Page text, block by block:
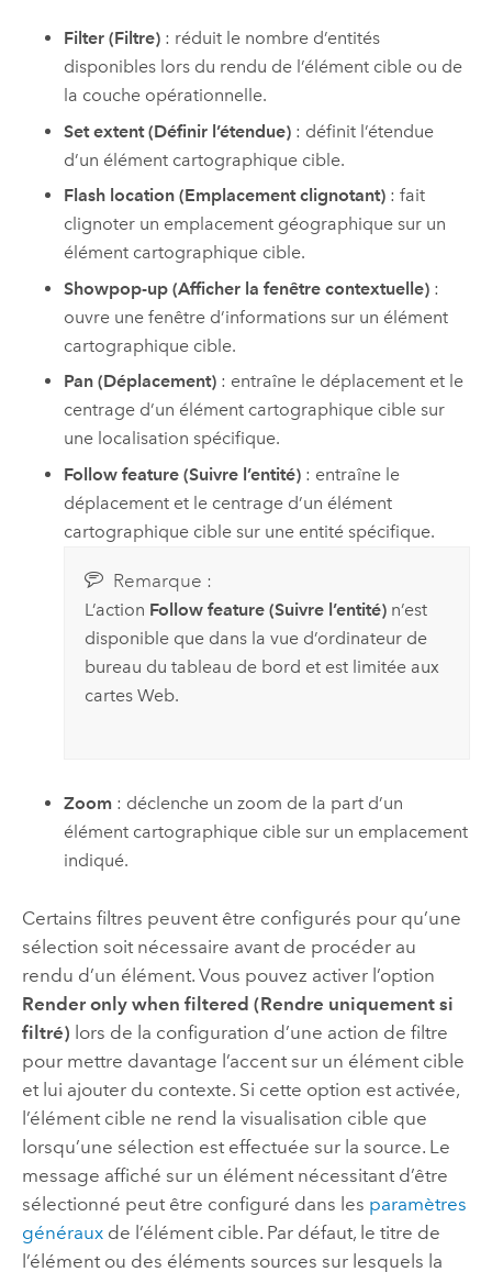
Filter (Filtre) : réduit le nombre d’entités
disponibles lors du rendu de l’élément cible ou de
la couche opérationnelle.
Set extent (Définir l’étendue) : définit l’étendue
d’un élément cartographique cible.
Flash location (Emplacement clignotant) : fait
clignoter un emplacement géographique sur un
élément cartographique cible.
Showpop-up (Afficher la fenêtre contextuelle) :
ouvre une fenêtre d’informations sur un élément
cartographique cible.
Pan (Déplacement) : entraîne le déplacement et le
centrage d’un élément cartographique cible sur
une localisation spécifique.
Follow feature (Suivre l’entité) : entraîne le
déplacement et le centrage d’un élément
cartographique cible sur une entité spécifique.
Remarque :
L’action Follow feature (Suivre l’entité)n’est
disponible que dans la vue d’ordinateur de
bureau du tableau de bord et est limitée aux
cartes Web.
Zoom : déclenche un zoom de la part d’un
élément cartographique cible sur un emplacement
indiqué.
Certains filtres peuvent être configurés pour qu’une
sélection soit nécessaire avant de procéder au
rendu d’un élément. Vous pouvez activer l’option
Render only when filtered (Rendre uniquement si
filtré) lors de la configuration d’une action de filtre
pour mettre davantage l’accent sur un élément cible
et lui ajouter du contexte. Si cette option est activée,
l’élément cible ne rend la visualisation cible que
lorsqu’une sélection est effectuée sur la source. Le
message affiché sur un élément nécessitant d’être
sélectionné peut être configuré dans les paramètres
générauxde l’élément cible. Par défaut, le titre de
l’élément ou des éléments sources sur lesquels la